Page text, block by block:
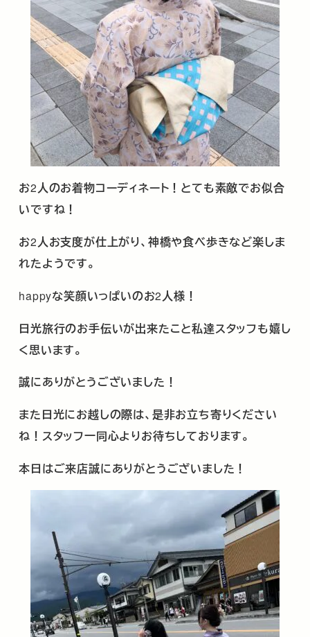
お2人のお着物コーディネート！とても素敵でお似合
いですね！
お2人お支度が仕上がり、神橋や食べ歩きなど楽しま
れたようです。
happyな笑顔いっぱいのお2人様！
日光旅行のお手伝いが出来たこと私達スタッフも嬉し
く思います。
誠にありがとうございました！
また日光にお越しの際は、是非お立ち寄りください
ね！スタッフ一同心よりお待ちしております。
本日はご来店誠にありがとうございました！